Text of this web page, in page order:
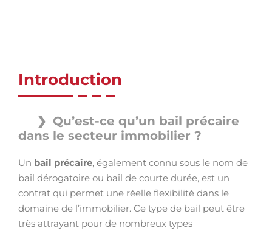
Introduction
Qu’est-ce qu’un bail précaire
dans le secteur immobilier ?
Un bail précaire, également connu sous le nom de
bail dérogatoire ou bail de courte durée, est un
contrat qui permet une réelle flexibilité dans le
domaine de l’immobilier. Ce type de bail peut être
très attrayant pour de nombreux types